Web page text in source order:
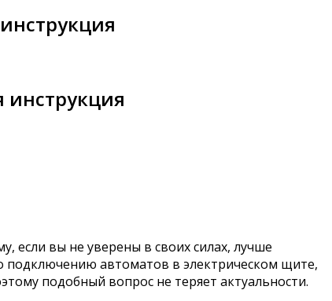
инструкция
если вы не уверены в своих силах, лучше
подключению автоматов в электрическом щите,
подобный вопрос не теряет актуальности.